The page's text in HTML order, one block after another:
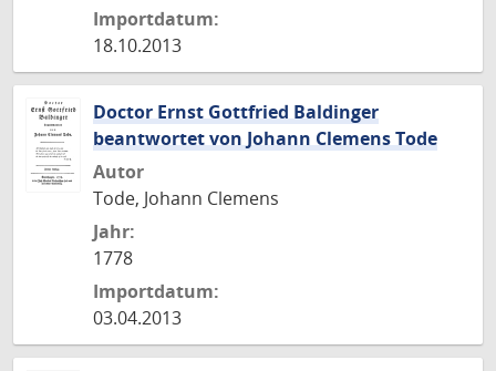
Importdatum:
18.10.2013
Doctor Ernst Gottfried Baldinger
beantwortet von Johann Clemens Tode
Autor
Tode, Johann Clemens
Jahr:
1778
Importdatum:
03.04.2013